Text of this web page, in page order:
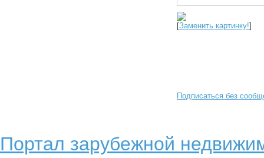
[Заменить картинку!]
Подписаться без
Портал зарубежной